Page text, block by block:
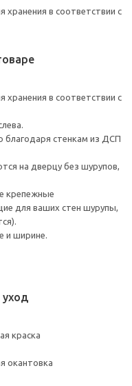
хранения в соответствии с
хранения в соответствии с
благодаря стенкам из ДСП
на дверцу без шурупов,
крепежные
для ваших стен шурупы,
и ширине.
краска
окантовка